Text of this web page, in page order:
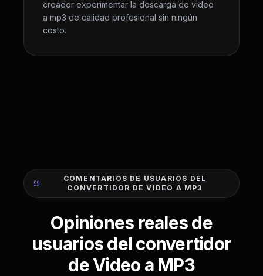
creador experimentar la descarga de video
a mp3 de calidad profesional sin ningún
costo.
COMENTARIOS DE USUARIOS DEL
CONVERTIDOR DE VIDEO A MP3
Opiniones reales de
usuarios del convertidor
de Video a MP3